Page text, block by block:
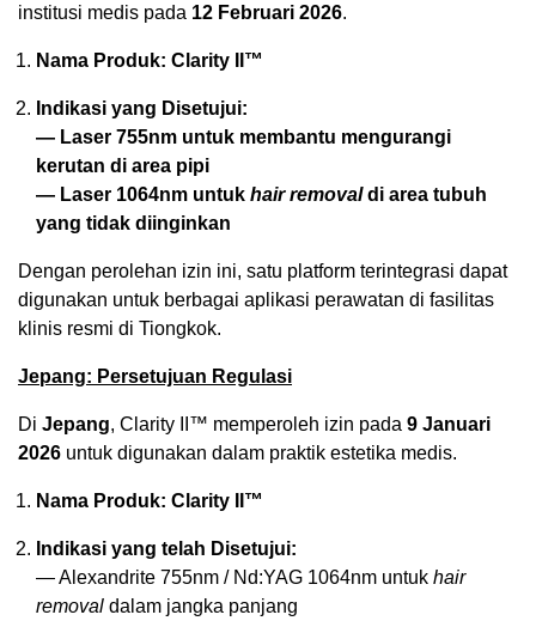
institusi medis pada 12 Februari 2026.
Nama Produk: Clarity II™
Indikasi yang Disetujui:
— Laser 755nm untuk membantu mengurangi
kerutan di area pipi
— Laser 1064nm untuk hair removaldi area tubuh
yang tidak diinginkan
Dengan perolehan izin ini, satu platform terintegrasi dapat
digunakan untuk berbagai aplikasi perawatan di fasilitas
klinis resmi di Tiongkok.
Jepang: Persetujuan Regulasi
Di Jepang, Clarity II™ memperoleh izin pada 9 Januari
2026 untuk digunakan dalam praktik estetika medis.
Nama Produk: Clarity II™
Indikasi yang telah Disetujui:
— Alexandrite 755nm / Nd:YAG 1064nm untuk hair
removal dalam jangka panjang